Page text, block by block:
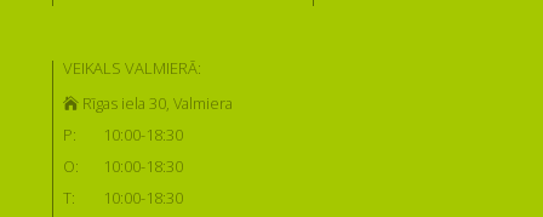
VEIKALS VALMIERĀ:
Rīgas iela 30, Valmiera
P:
10:00-18:30
O:
10:00-18:30
T:
10:00-18:30